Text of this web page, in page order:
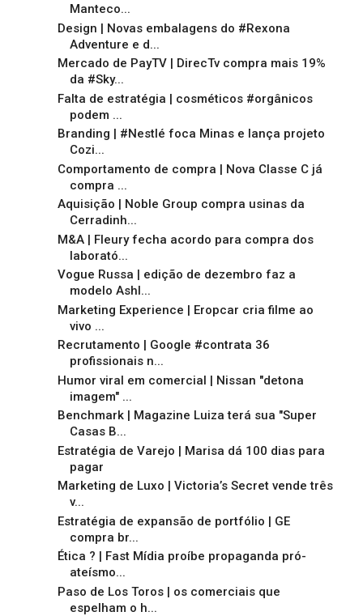
Manteco...
Design | Novas embalagens do #Rexona
Adventure e d...
Mercado de PayTV | DirecTv compra mais 19%
da #Sky...
Falta de estratégia | cosméticos #orgânicos
podem ...
Branding | #Nestlé foca Minas e lança projeto
Cozi...
Comportamento de compra | Nova Classe C já
compra ...
Aquisição | Noble Group compra usinas da
Cerradinh...
M&A | Fleury fecha acordo para compra dos
laborató...
Vogue Russa | edição de dezembro faz a
modelo Ashl...
Marketing Experience | Eropcar cria filme ao
vivo ...
Recrutamento | Google #contrata 36
profissionais n...
Humor viral em comercial | Nissan "detona
imagem" ...
Benchmark | Magazine Luiza terá sua "Super
Casas B...
Estratégia de Varejo | Marisa dá 100 dias para
pagar
Marketing de Luxo | Victoria’s Secret vende três
v...
Estratégia de expansão de portfólio | GE
compra br...
Ética ? | Fast Mídia proíbe propaganda pró-
ateísmo...
Paso de Los Toros | os comerciais que
espelham o h...